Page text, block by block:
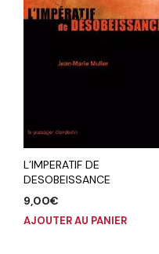
L’IMPERATIF DE
DESOBEISSANCE
9,00€
AJOUTER AU PANIER